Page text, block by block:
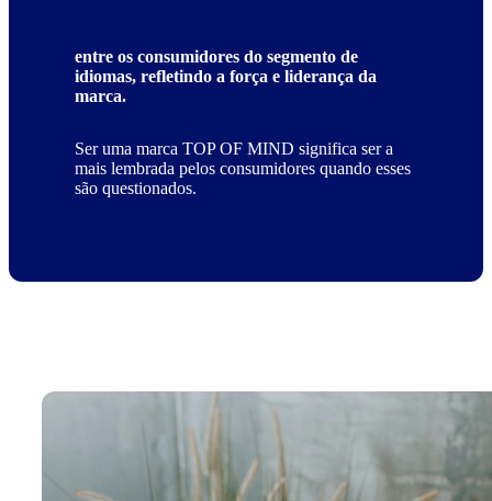
entre os consumidores do segmento de
idiomas, refletindo a força e liderança da
marca.
Ser uma marca TOP OF MIND significa ser a
mais lembrada pelos consumidores quando esses
são questionados.